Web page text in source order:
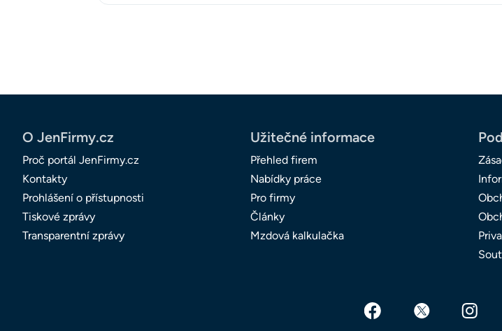
O JenFirmy.cz
Proč portál JenFirmy.cz
Kontakty
Prohlášení o přístupnosti
Tiskové zprávy
Transparentní zprávy
Užitečné informace
Přehled firem
Nabídky práce
Pro firmy
Články
Mzdová kalkulačka